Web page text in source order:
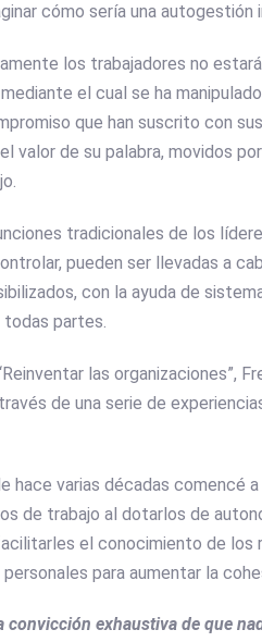
cómo sería una
los trabajadores no
el cual se ha
que han suscrito con
valor de su palabra, movidos
tradicionales de los
pueden ser llevadas a
con la ayuda de
todas partes.
las organizaciones”,
de una serie de
hace varias décadas comencé
de trabajo al dotarlos de
el conocimiento de
para aumentar la
convicción exhaustiva de que